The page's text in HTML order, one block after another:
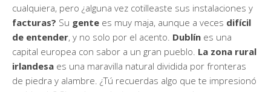
cualquiera, pero ¿alguna vez cotilleaste sus instalaciones y
facturas? Su gente es muy maja, aunque a veces difícil
de entender, y no solo por el acento. Dublín es una
capital europea con sabor a un gran pueblo. La zona rural
irlandesa es una maravilla natural dividida por fronteras
de piedra y alambre. ¿Tú recuerdas algo que te impresionó